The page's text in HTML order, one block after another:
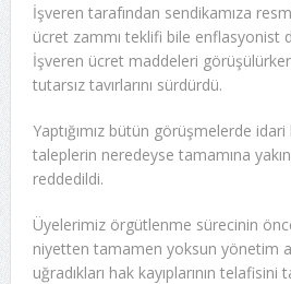
İşveren tarafından sendikamıza
ücret zammı teklifi bile enflasyonist
İşveren ücret maddeleri
tutarsız tavırlarını sürdürdü.
Yaptığımız bütün görüşmelerde idari
taleplerin neredeyse tamamına
reddedildi.
Üyelerimiz örgütlenme sürecinin
niyetten tamamen yoksun yönetim
uğradıkları hak kayıplarının